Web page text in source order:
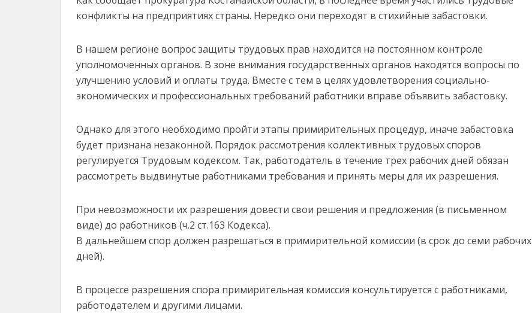
конфликты на предприятиях страны. Нередко они переходят в стихийные забастовки.
В нашем регионе вопрос защиты трудовых прав находится на постоянном контроле
уполномоченных органов. В зоне внимания государственных органов находятся вопросы по
улучшению условий и оплаты труда. Вместе с тем в целях удовлетворения социально-
экономических и профессиональных требований работники вправе объявить забастовку.
Однако для этого необходимо пройти этапы примирительных процедур, иначе забастовка
будет признана незаконной. Порядок рассмотрения коллективных трудовых споров
регулируется Трудовым кодексом. Так, работодатель в течение трех рабочих дней обязан
рассмотреть выдвинутые работниками требования и принять меры для их разрешения.
При невозможности их разрешения довести свои решения и предложения (в письменном
виде) до работников (ч.2 ст.163 Кодекса).
В дальнейшем спор должен разрешаться в примирительной комиссии (в срок до семи рабочих
дней).
В процессе разрешения спора примирительная комиссия консультируется с работниками,
работодателем и другими лицами.